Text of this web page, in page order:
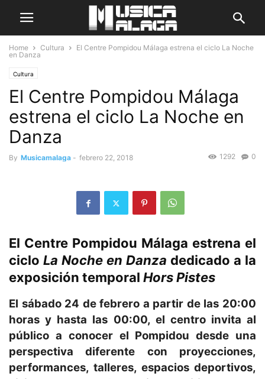
Home Cultura
El Centre Pompidou Málaga estrena el ciclo La Noche
en Danza
Cultura
El Centre Pompidou Málaga
estrena el ciclo La Noche en
Danza
By Musicamalaga - febrero 22, 2018 0
1292
El Centre Pompidou Málaga estrena el
ciclo La Noche en Danza dedicado a la
exposición temporal Hors Pistes
El sábado 24 de febrero a partir de las 20:00
horas y hasta las 00:00, el centro invita al
público a conocer el Pompidou desde una
perspectiva diferente con proyecciones,
performances, talleres, espacios deportivos,